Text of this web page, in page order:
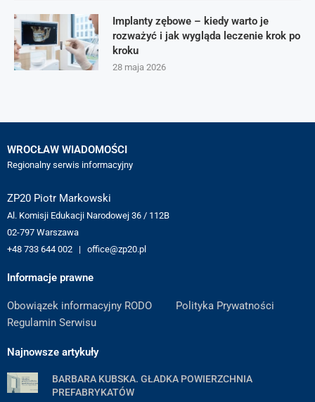
Implanty zębowe – kiedy warto je
rozważyć i jak wygląda leczenie krok po
kroku
28 maja 2026
WROCŁAW WIADOMOŚCI
Regionalny serwis informacyjny
ZP20 Piotr Markowski
Al. Komisji Edukacji Narodowej 36 / 112B
02-797 Warszawa
+48 733 644 002 | office@zp20.pl
Informacje prawne
Obowiązek informacyjny RODO
Polityka Prywatności
Regulamin Serwisu
Najnowsze artykuły
BARBARA KUBSKA. GŁADKA POWIERZCHNIA
PREFABRYKATÓW